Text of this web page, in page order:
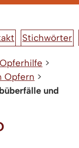
Stichwörter
>
Opfern >
und